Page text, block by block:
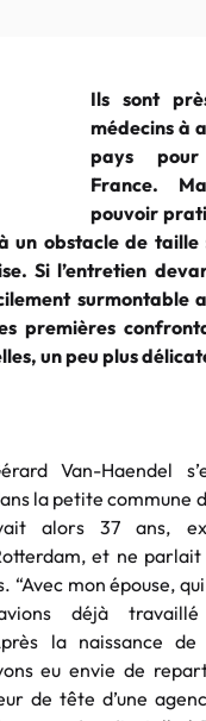
Ils sont
médecins à
pays
France.
pouvoir
un obstacle de
Si l’entretien
surmontable
premières
un peu plus
Van-Haendel
la petite commune
alors 37 ans,
et ne
“Avec mon épouse,
déjà
la naissance
eu envie de
de tête d’une